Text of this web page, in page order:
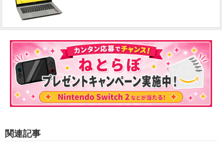
関連記事